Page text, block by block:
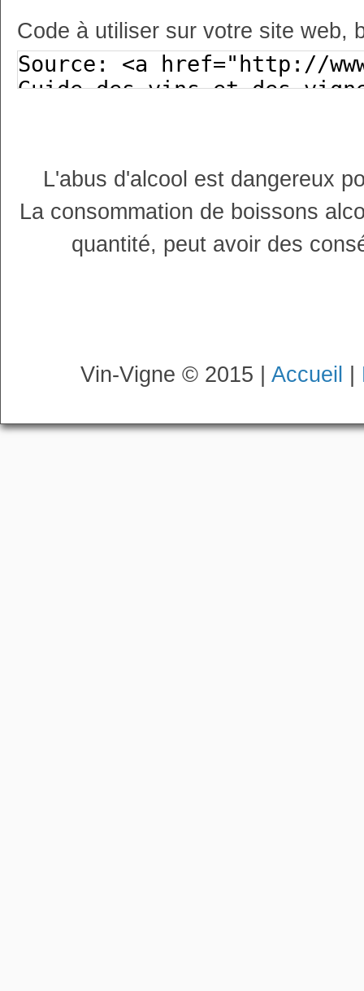
Code à utiliser sur votre site web,
L'abus d'alcool est dangereux
La consommation de boissons
quantité, peut avoir des
Vin-Vigne © 2015 | Accueil